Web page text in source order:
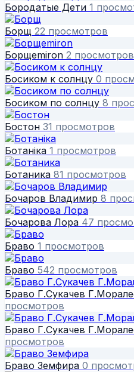
Бородатые Дети 1
Борщ 22 просмотров
Борщеmiron 2 просмотров
Босиком к солнцу 0
Босиком по солнцу 8
Бостон 31 просмотров
Ботанiка 1 просмотров
Ботаника 81 просмотров
Бочаров Владимир 8
Бочарова Лора 47
Браво 1 просмотров
Браво 542 просмотров
Браво Г.Сукачев
просмотров
Браво Г.Сукачев
просмотров
Браво Земфира 0